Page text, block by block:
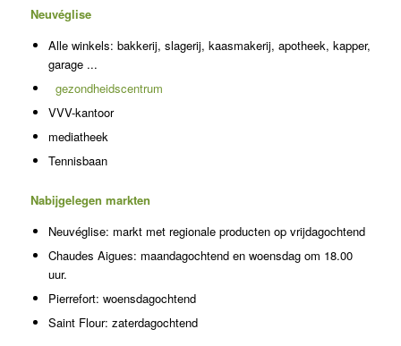
Neuvéglise
Alle winkels: bakkerij, slagerij, kaasmakerij, apotheek, kapper,
garage ...
gezondheidscentrum
VVV-kantoor
mediatheek
Tennisbaan
Nabijgelegen markten
Neuvéglise: markt met regionale producten op vrijdagochtend
Chaudes Aigues: maandagochtend en woensdag om 18.00
uur.
Pierrefort: woensdagochtend
Saint Flour: zaterdagochtend